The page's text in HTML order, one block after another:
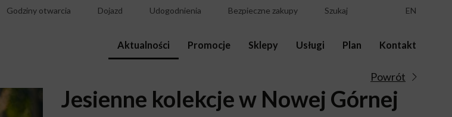
Godziny otwarcia Dojazd Udogodnienia Bezpieczne zakupy Szukaj EN
Aktualności Promocje Sklepy Usługi Plan Kontakt
Powrót
Jesienne kolekcje w Nowej Górnej